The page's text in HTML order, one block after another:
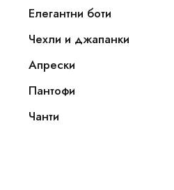
Елегантни боти
Чехли и джапанки
Апрески
Пантофи
Чанти